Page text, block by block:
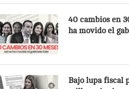
40 cambios en
ha movido el
Bajo lupa fiscal